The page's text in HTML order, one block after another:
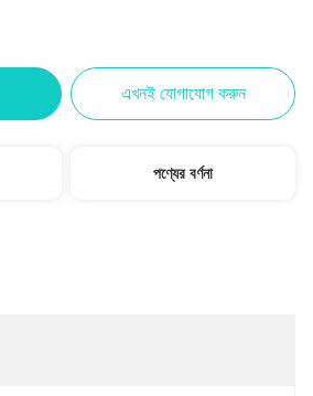
এখনই যোগাযোগ করুন
পণ্যের বর্ণনা